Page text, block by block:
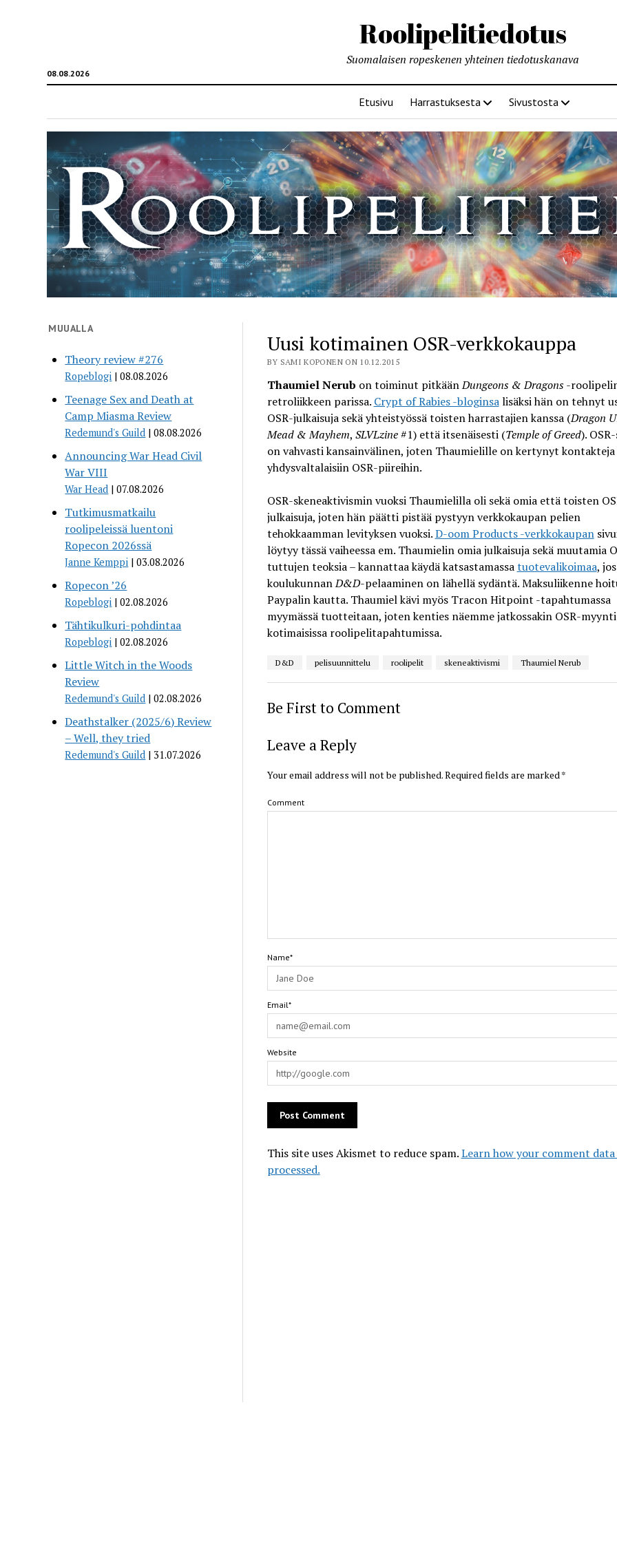
Roolipelitiedotus
08.08.2026
Suomalaisen ropeskenen yhteinen tiedotuskanava
Etusivu Harrastuksesta Sivustosta
MUUALLA
Theory review #276
Ropeblogi 08.08.2026
Teenage Sex and Death at
Camp Miasma Review
Redemund's Guild 08.08.2026
Announcing War Head Civil
War VIII
War Head 07.08.2026
Tutkimusmatkailu
roolipeleissä luentoni
Ropecon 2026ssä
Janne Kemppi 03.08.2026
Ropecon ’26
Ropeblogi 02.08.2026
Tähtikulkuri-pohdintaa
Ropeblogi 02.08.2026
Little Witch in the Woods
Review
Redemund's Guild 02.08.2026
Deathstalker (2025/6) Review
– Well, they tried
Redemund's Guild 31.07.2026
Uusi kotimainen OSR-verkkokauppa
BY SAMI KOPONEN ON 10.12.2015
Thaumiel Nerub on toiminut pitkäänDungeons & Dragons-
retroliikkeen parissa. Crypt of Rabies -bloginsalisäksi hän on tehnyt
OSR-julkaisuja sekä yhteistyössä toisten harrastajien kanssa (Dragon
Mead & Mayhem, SLVLzine#1) että itsenäisesti (Temple of Greed).
on vahvasti kansainvälinen, joten Thaumielille on kertynyt kontakteja
yhdysvaltalaisiin OSR-piireihin.
OSR-skeneaktivismin vuoksi Thaumielilla oli sekä omia että toisten
julkaisuja, joten hän päätti pistää pystyyn verkkokaupan pelien
tehokkaamman levityksen vuoksi.D-oom Products -verkkokaupan
löytyy tässä vaiheessa em. Thaumielin omia julkaisuja sekä muutamia
tuttujen teoksia – kannattaa käydä katsastamassatuotevalikoimaa,
koulukunnanD&D-pelaaminen on lähellä sydäntä. Maksuliikenne
Paypalin kautta. Thaumiel kävi myös Tracon Hitpoint -tapahtumassa
myymässä tuotteitaan, joten kenties näemme jatkossakin OSR-
kotimaisissa roolipelitapahtumissa.
D&D pelisuunnittelu roolipelit skeneaktivismi Thaumiel Nerub
Be First to Comment
Leave a Reply
Your email address will not be published.Required fields are marked *
Comment
Name*
Email*
Website
This site uses Akismet to reduce spam.Learn how your comment data
processed.